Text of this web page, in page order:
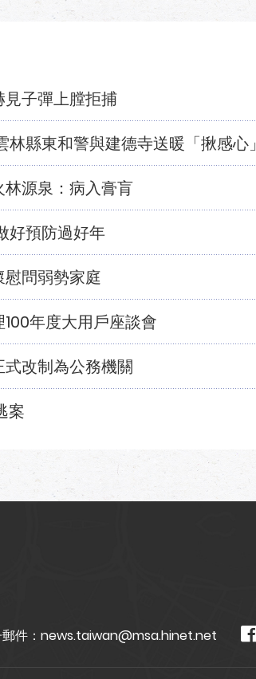
子彈上膛拒捕
林縣東和警與建德寺送暖「揪感心」
源泉：病入膏肓
好預防過好年
問弱勢家庭
年度大用戶座談會
改制為公務機關
案
件： news.taiwan@msa.hinet.net